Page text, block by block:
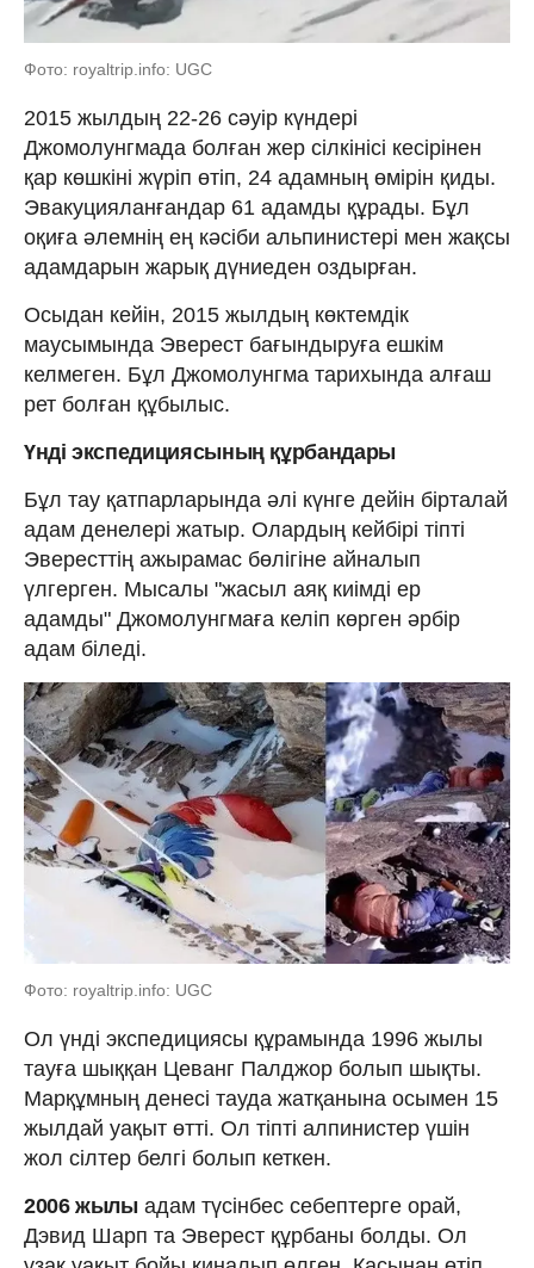
Фото: royaltrip.info: UGC
2015 жылдың 22-26 сәуір күндері
Джомолунгмада болған жер сілкінісі кесірінен
қар көшкіні жүріп өтіп, 24 адамның өмірін қиды.
Эвакуцияланғандар 61 адамды құрады. Бұл
оқиға әлемнің ең кәсіби альпинистері мен жақсы
адамдарын жарық дүниеден оздырған.
Осыдан кейін, 2015 жылдың көктемдік
маусымында Эверест бағындыруға ешкім
келмеген. Бұл Джомолунгма тарихында алғаш
рет болған құбылыс.
Үнді экспедициясының құрбандары
Бұл тау қатпарларында әлі күнге дейін бірталай
адам денелері жатыр. Олардың кейбірі тіпті
Эвересттің ажырамас бөлігіне айналып
үлгерген. Мысалы "жасыл аяқ киімді ер
адамды" Джомолунгмаға келіп көрген әрбір
адам біледі.
Фото: royaltrip.info: UGC
Ол үнді экспедициясы құрамында 1996 жылы
тауға шыққан Цеванг Палджор болып шықты.
Марқұмның денесі тауда жатқанына осымен 15
жылдай уақыт өтті. Ол тіпті алпинистер үшін
жол сілтер белгі болып кеткен.
2006 жылыадам түсінбес себептерге орай,
Дэвид Шарп та Эверест құрбаны болды. Ол